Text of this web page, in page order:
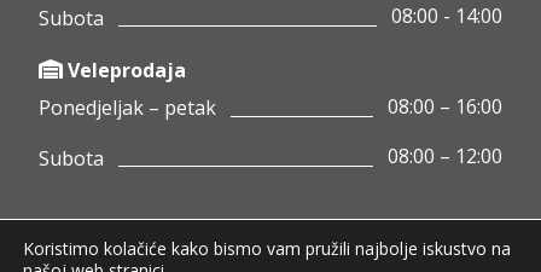
Subota
08:00 - 14:00
Veleprodaja
Ponedjeljak – petak
08:00 – 16:00
Subota
08:00 – 12:00
Koristimo kolačiće kako bismo vam pružili najbolje iskustvo na